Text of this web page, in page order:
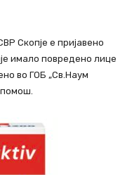
Скопје е пријавено
имало повредено лице
во ГОБ „Св.Наум
помош.